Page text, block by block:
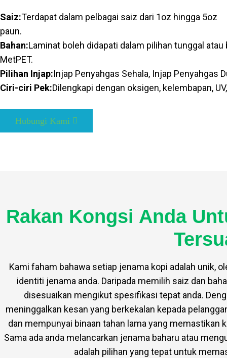
Saiz:Terdapat dalam pelbagai saiz dari 1oz hingga 5oz
paun.
Bahan:Laminat boleh didapati dalam pilihan tunggal atau
MetPET.
Pilihan Injap:Injap Penyahgas Sehala, Injap Penyahgas
Ciri-ciri Pek:Dilengkapi dengan oksigen, kelembapan,
Hubungi Kami
Rakan Kongsi Anda
Kami faham bahawa setiap jenama kopi adalah unik,
identiti jenama anda. Daripada memilih saiz dan
disesuaikan mengikut spesifikasi tepat anda.
meninggalkan kesan yang berkekalan kepada
dan mempunyai binaan tahan lama yang
Sama ada anda melancarkan jenama baharu atau
adalah pilihan yang tepat untuk